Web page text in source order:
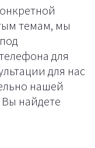
темам, мы
для
для нас
нашей
найдете